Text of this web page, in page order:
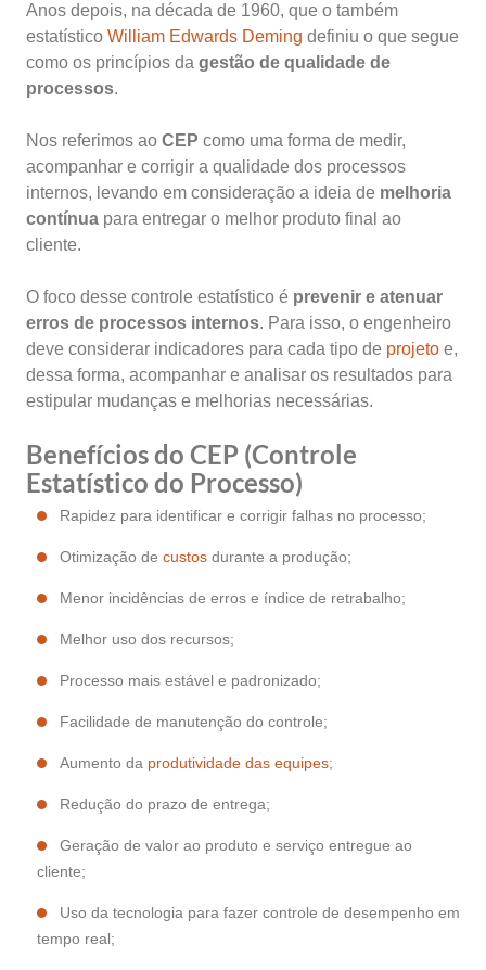
Anos depois, na década de 1960, que o também
estatístico William Edwards Deming definiu o que segue
como os princípios da gestão de qualidade de
processos.
Nos referimos ao CEP como uma forma de medir,
acompanhar e corrigir a qualidade dos processos
internos, levando em consideração a ideia de melhoria
contínua para entregar o melhor produto final ao
cliente.
O foco desse controle estatístico é prevenir e atenuar
erros de processos internos. Para isso, o engenheiro
deve considerar indicadores para cada tipo de projeto e,
dessa forma, acompanhar e analisar os resultados para
estipular mudanças e melhorias necessárias.
Benefícios do CEP (Controle
Estatístico do Processo)
Rapidez para identificar e corrigir falhas no processo;
Otimização de custos durante a produção;
Menor incidências de erros e índice de retrabalho;
Melhor uso dos recursos;
Processo mais estável e padronizado;
Facilidade de manutenção do controle;
Aumento da produtividade das equipes;
Redução do prazo de entrega;
Geração de valor ao produto e serviço entregue ao
cliente;
Uso da tecnologia para fazer controle de desempenho em
tempo real;